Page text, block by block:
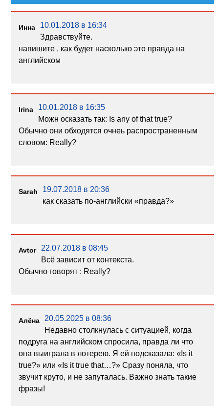
Инна
10.01.2018 в 16:34
Здравствуйте.
напишите , как будет насколько это правда на
английском
Irina
10.01.2018 в 16:35
Можн осказать так: Is any of that true?
Обычно они обходятся очнеь распространенным
словом: Really?
Sarah
19.07.2018 в 20:36
как сказать по-английски «правда?»
Avtor
22.07.2018 в 08:45
Всё зависит от контекста.
Обычно говорят : Really?
Алёна
20.05.2025 в 08:36
Недавно столкнулась с ситуацией, когда
подруга на английском спросила, правда ли что
она выиграла в лотерею. Я ей подсказала: «Is it
true?» или «Is it true that…?» Сразу поняла, что
звучит круто, и не запуталась. Важно знать такие
фразы!